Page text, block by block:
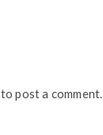
to post a comment.